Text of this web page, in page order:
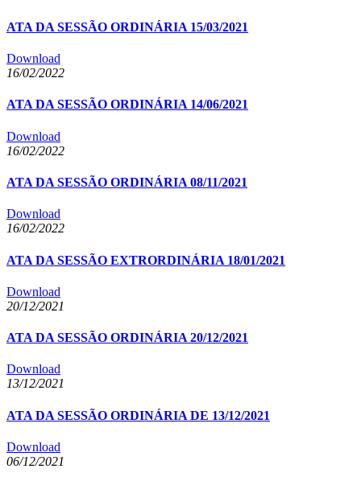
ATA DA SESSÃO ORDINÁRIA 15/03/2021
Download
16/02/2022
ATA DA SESSÃO ORDINÁRIA 14/06/2021
Download
16/02/2022
ATA DA SESSÃO ORDINÁRIA 08/11/2021
Download
16/02/2022
ATA DA SESSÃO EXTRORDINÁRIA 18/01/2021
Download
20/12/2021
ATA DA SESSÃO ORDINÁRIA 20/12/2021
Download
13/12/2021
ATA DA SESSÃO ORDINÁRIA DE 13/12/2021
Download
06/12/2021